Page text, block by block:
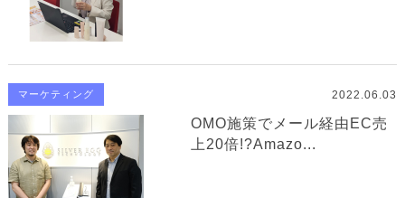
マーケティング 2022.06.03
OMO施策でメール経由EC売
上20倍!?Amazo...